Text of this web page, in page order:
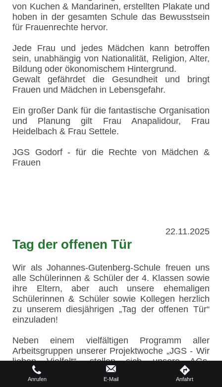
von Kuchen & Mandarinen, erstellten Plakate und
hoben in der gesamten Schule das Bewusstsein
für Frauenrechte hervor.
Jede Frau und jedes Mädchen kann betroffen
sein, unabhängig von Nationalität, Religion, Alter,
Bildung oder ökonomischem Hintergrund.
Gewalt gefährdet die Gesundheit und bringt
Frauen und Mädchen in Lebensgefahr.
Ein großer Dank für die fantastische Organisation
und Planung gilt Frau Anapalidour, Frau
Heidelbach & Frau Settele.
JGS Godorf - für die Rechte von Mädchen &
Frauen
22.11.2025
Tag der offenen Tür
Wir als Johannes-Gutenberg-Schule freuen uns
alle Schülerinnen & Schüler der 4. Klassen sowie
ihre Eltern, aber auch unsere ehemaligen
Schülerinnen & Schüler sowie Kollegen herzlich
zu unserem diesjährigen „Tag der offenen Tür“
einzuladen!
Neben einem vielfältigen Programm aller
Arbeitsgruppen unserer Projektwoche „JGS - Wir
lieben Vielfalt“, stellen sich unsere AGs,
Schulprojekte sowie die Berufsvorbereitung in der
Aula, dem Foyer, der Turnhalle und in den
Anrufen E-Mail Anfahrt